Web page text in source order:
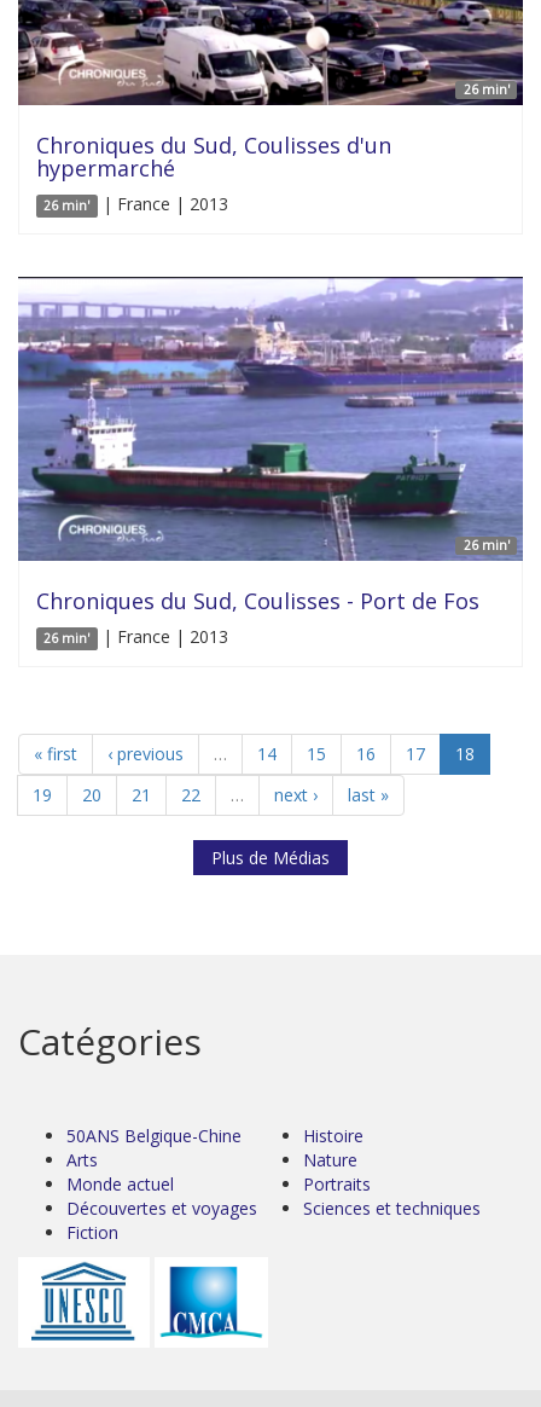
26 min'
Chroniques du Sud, Coulisses d'un
hypermarché
26 min' | France | 2013
26 min'
Chroniques du Sud, Coulisses - Port de Fos
26 min' | France | 2013
« first ‹ previous … 14 15 16 17
18
19
20 21 22 … next › last »
Plus de Médias
Catégories
50ANS Belgique-Chine
Arts
Monde actuel
Découvertes et voyages
Fiction
Histoire
Nature
Portraits
Sciences et techniques